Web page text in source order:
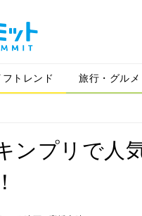
フトレンド 旅行・グルメ
ンプリで人